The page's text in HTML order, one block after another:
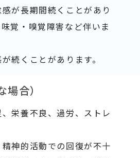
が長期間続くことがあり
覚・嗅覚障害など伴いま
続くことがあります。
合）
栄養不良、過労、ストレ
精神的活動での回復が不十